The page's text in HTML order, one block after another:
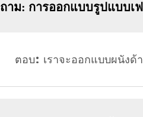
ถาม: การออกแบบรูปแบบเ
ตอบ: เราจะออกแบบผนัง